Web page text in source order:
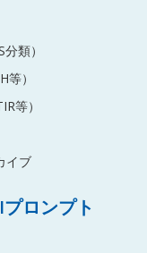
類）
）
等）
イブ
ロンプト